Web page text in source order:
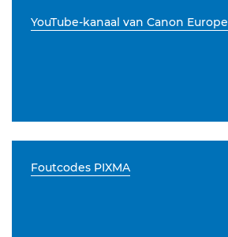
YouTube-kanaal van Canon Europe
Foutcodes PIXMA